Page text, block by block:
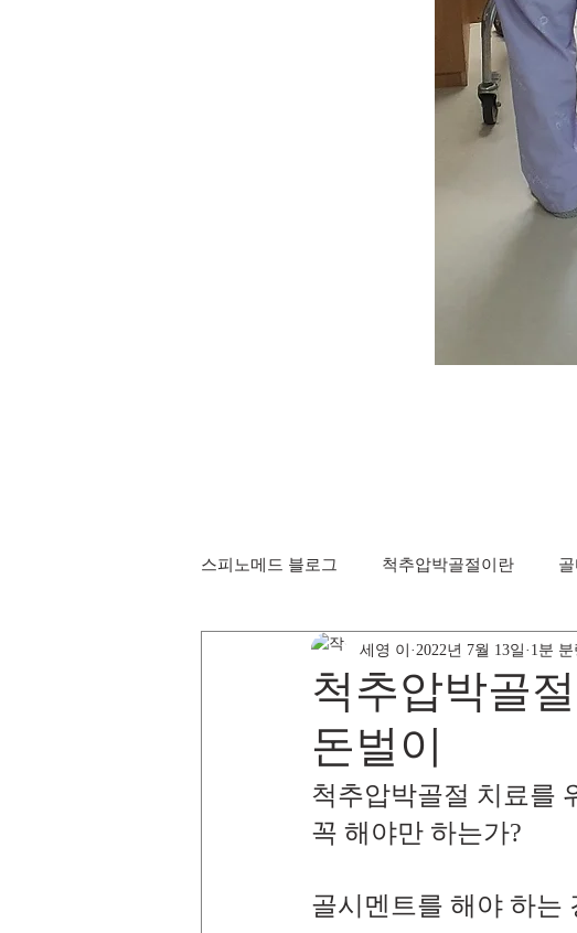
스피노메드 블로그 척추압박골절이란
척추압박골
돈벌이
세영 이 2022년 7월 13일 1분 분
척추압박골절 치료를
꼭 해야만 하는가?
골시멘트를 해야 하는